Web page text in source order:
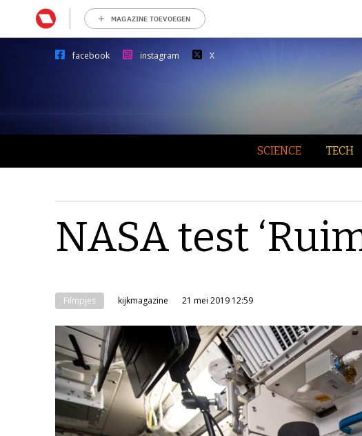
MAGAZINE TOEVOEGEN
facebook instagram X
SCIENCE TECH
NASA test
Filmpjes kijkmagazine 21 mei 2019 12:59